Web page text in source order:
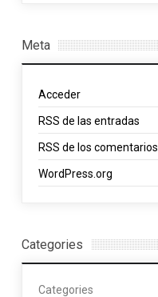
Meta
Acceder
RSS de las entradas
RSS de los comentarios
WordPress.org
Categories
Categories